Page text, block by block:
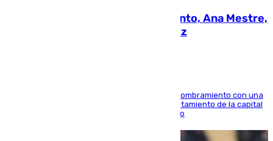
La nueva presidenta del Parlamento, Ana Mestre,
hace parada institucional en Cádiz
Ana Mestre estrena su agenda oficial tras su nombramiento con una
doble visita a la Diputación Provincial y al Ayuntamiento de la capital
para sellar una etapa de colaboración y diálogo